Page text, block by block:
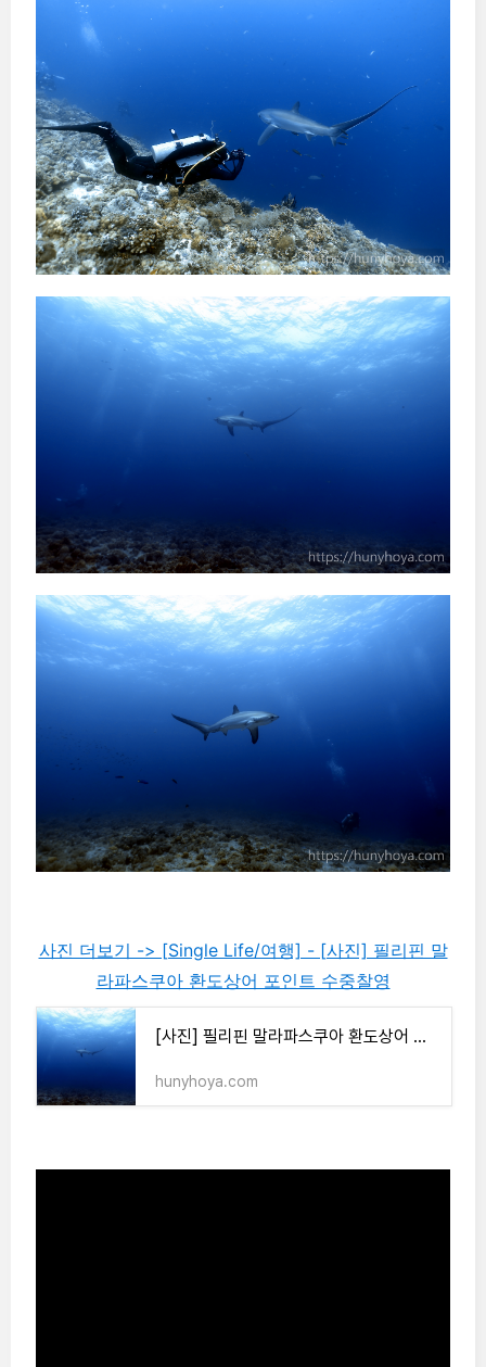
사진 더보기 -> [Single Life/여행] - [사진] 필리핀 말
라파스쿠아 환도상어 포인트 수중찰영
[사진] 필리핀 말라파스쿠아 환도상어 포인트 수중찰영
hunyhoya.com